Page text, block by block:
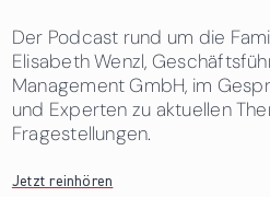
Der Podcast rund um die
Elisabeth Wenzl,
Management GmbH, im
und Experten zu aktuellen
Fragestellungen.
Jetzt reinhören